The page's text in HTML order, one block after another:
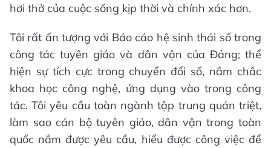
hơi thở của cuộc sống kịp thời và chính xác hơn.
Tôi rất ấn tượng với Báo cáo hệ sinh thái số trong
công tác tuyên giáo và dân vận của Đảng; thể
hiện sự tích cực trong chuyển đổi số, nắm chắc
khoa học công nghệ, ứng dụng vào trong công
tác. Tôi yêu cầu toàn ngành tập trung quán triệt,
làm sao cán bộ tuyên giáo, dân vận trong toàn
quốc nắm được yêu cầu, hiểu được công việc để